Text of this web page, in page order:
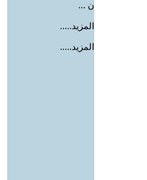
ن ...
المزيد.....
المزيد.....